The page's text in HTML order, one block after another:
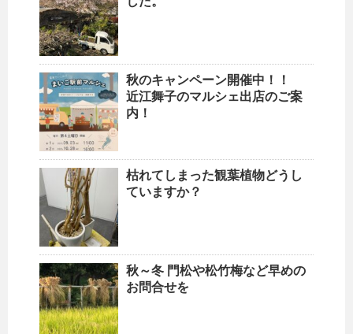
秋のキャンペーン開催中！！
近江舞子のマルシェ出店のご案
内！
枯れてしまった観葉植物どうし
ていますか？
秋～冬 門松や松竹梅など早めの
お問合せを